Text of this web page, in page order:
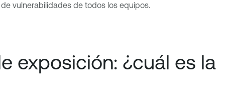
vulnerabilidades de todos los equipos.
exposición: ¿cuál es la